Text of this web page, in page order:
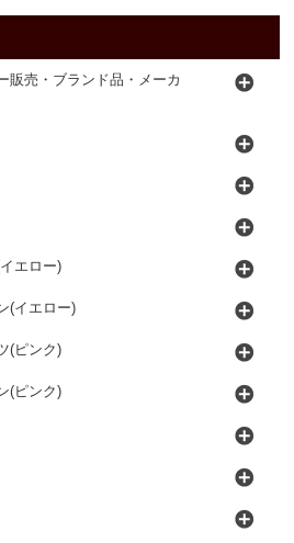
販売・ブランド品・メーカ
エロー)
(イエロー)
(ピンク)
(ピンク)